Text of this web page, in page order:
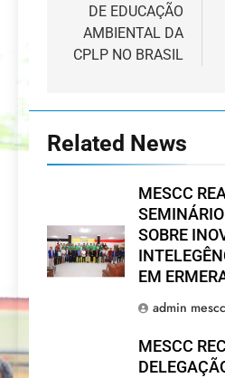
DE EDUCAÇÃO
AMBIENTAL DA
CPLP NO BRASIL
Related News
MESCC
SOBRE
EM
admin mescc
MESCC